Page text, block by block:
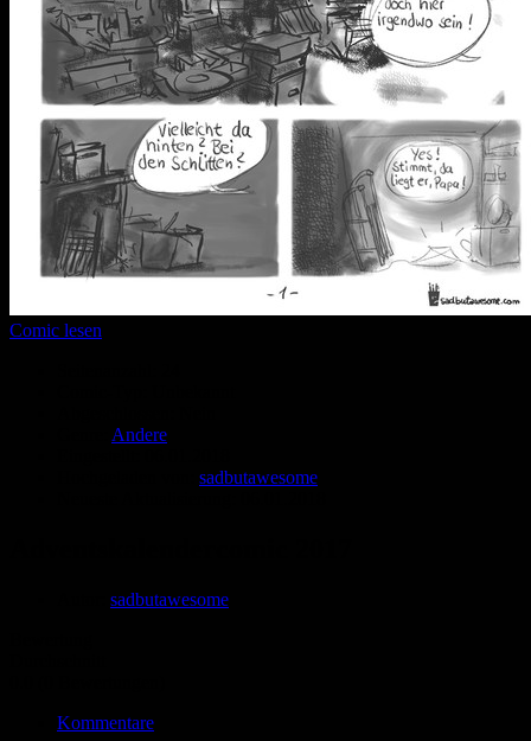
Comic lesen
Andere
sadbutawesome
sadbutawesome
Kommentare